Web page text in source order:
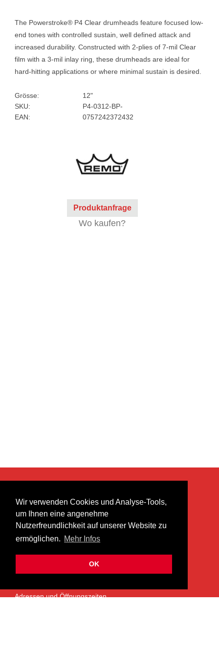
Wir verwenden Cookies und Analyse-Tools,
um Ihnen eine angenehme
Nutzerfreundlichkeit auf unserer Website zu
ermöglichen. Mehr Infos
OK
The Powerstroke® P4 Clear drumheads feature focused low-
end tones with controlled sustain, well defined attack and
increased durability. Constructed with 2-plies of 7-mil Clear
film with a 3-mil inlay ring, these drumheads are ideal for
hard-hitting applications or where minimal sustain is desired.
Grösse:
12"
SKU:
P4-0312-BP-
EAN:
0757242372432
Produktanfrage
Wo kaufen?
heer musik ag
Lättenstrasse 35
8952 Schlieren
info@heermusic.com
ÜBER UNS
Adressen und Öffnungszeiten